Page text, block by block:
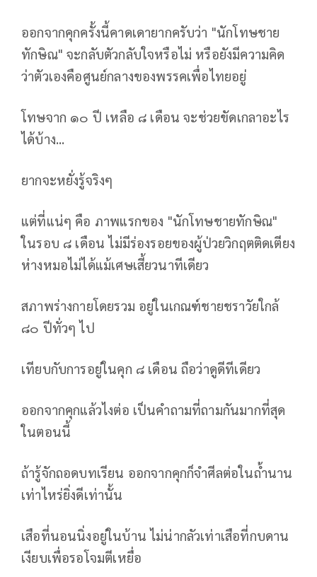
ออกจากคุกครั้งนี้คาดเดายากครับว่า "นักโทษชาย
ทักษิณ" จะกลับตัวกลับใจหรือไม่ หรือยังมีความคิด
ว่าตัวเองคือศูนย์กลางของพรรคเพื่อไทยอยู่
โทษจาก ๑๐ ปี เหลือ ๘ เดือน จะช่วยขัดเกลาอะไร
ได้บ้าง...
ยากจะหยั่งรู้จริงๆ
แต่ที่แน่ๆ คือ ภาพแรกของ "นักโทษชายทักษิณ"
ในรอบ ๘ เดือน ไม่มีร่องรอยของผู้ป่วยวิกฤตติดเตียง
ห่างหมอไม่ได้แม้เศษเสี้ยวนาทีเดียว
สภาพร่างกายโดยรวม อยู่ในเกณฑ์ชายชราวัยใกล้
๘๐ ปีทั่วๆ ไป
เทียบกับการอยู่ในคุก ๘ เดือน ถือว่าดูดีทีเดียว
ออกจากคุกแล้วไงต่อ เป็นคำถามที่ถามกันมากที่สุด
ในตอนนี้
ถ้ารู้จักถอดบทเรียน ออกจากคุกก็จำศีลต่อในถ้ำนาน
เท่าไหร่ยิ่งดีเท่านั้น
เสือที่นอนนิ่งอยู่ในบ้าน ไม่น่ากลัวเท่าเสือที่กบดาน
เงียบเพื่อรอโจมตีเหยื่อ